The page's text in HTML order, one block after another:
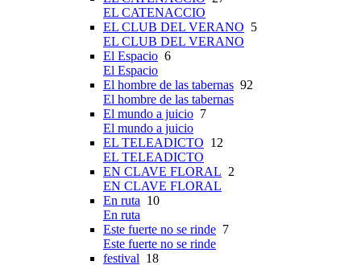
EL CATENACCIO
EL CLUB DEL VERANO 5
EL CLUB DEL VERANO
El Espacio 6
El Espacio
El hombre de las tabernas 92
El hombre de las tabernas
El mundo a juicio 7
El mundo a juicio
EL TELEADICTO 12
EL TELEADICTO
EN CLAVE FLORAL 2
EN CLAVE FLORAL
En ruta 10
En ruta
Este fuerte no se rinde 7
Este fuerte no se rinde
festival 18